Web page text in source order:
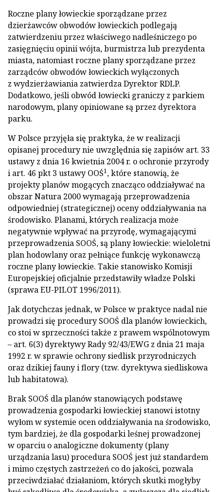
Roczne plany łowieckie sporządzane przez
dzierżawców obwodów łowieckich podlegają
zatwierdzeniu przez właściwego nadleśniczego po
zasięgnięciu opinii wójta, burmistrza lub prezydenta
miasta, natomiast roczne plany sporządzane przez
zarządców obwodów łowieckich wyłączonych
z wydzierżawiania zatwierdza Dyrektor RDLP.
Dodatkowo, jeśli obwód łowiecki graniczy z parkiem
narodowym, plany opiniowane są przez dyrektora
parku.
W Polsce przyjęła się praktyka, że w realizacji
opisanej procedury nie uwzględnia się zapisów art. 33
ustawy z dnia 16 kwietnia 2004 r. o ochronie przyrody
i art. 46 pkt 3 ustawy OOŚ1, które stanowią, że
projekty planów mogących znacząco oddziaływać na
obszar Natura 2000 wymagają przeprowadzenia
odpowiedniej (strategicznej) oceny oddziaływania na
środowisko. Planami, których realizacja może
negatywnie wpływać na przyrodę, wymagającymi
przeprowadzenia SOOŚ, są plany łowieckie: wieloletni
plan hodowlany oraz pełniące funkcję wykonawczą
roczne plany łowieckie. Takie stanowisko Komisji
Europejskiej oficjalnie przedstawiły władze Polski
(sprawa EU-PILOT 1996/2011).
Jak dotychczas jednak, w Polsce w praktyce nadal nie
prowadzi się procedury SOOŚ dla planów łowieckich,
co stoi w sprzeczności także z prawem wspólnotowym
– art. 6(3) dyrektywy Rady 92/43/EWG z dnia 21 maja
1992 r. w sprawie ochrony siedlisk przyrodniczych
oraz dzikiej fauny i flory (tzw. dyrektywa siedliskowa
lub habitatowa).
Brak SOOŚ dla planów stanowiących podstawę
prowadzenia gospodarki łowieckiej stanowi istotny
wyłom w systemie ocen oddziaływania na środowisko,
tym bardziej, że dla gospodarki leśnej prowadzonej
w oparciu o analogiczne dokumenty (plany
urządzania lasu) procedura SOOŚ jest już standardem
i mimo częstych zastrzeżeń co do jakości, pozwala
przeciwdziałać działaniom, których skutki mogłyby